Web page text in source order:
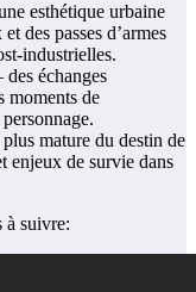
esthétique urbaine
des passes d’armes
industrielles.
des échanges
moments de
mature du destin de
enjeux de survie dans
à suivre: